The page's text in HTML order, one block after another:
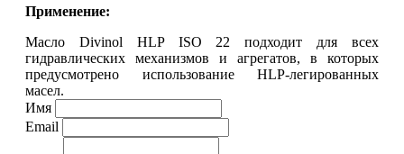
Применение:
Масло Divinol HLP ISO 22 подходит для всех
гидравлических механизмов и агрегатов, в которых
предусмотрено использование HLP-легированных
масел.
Имя
Email